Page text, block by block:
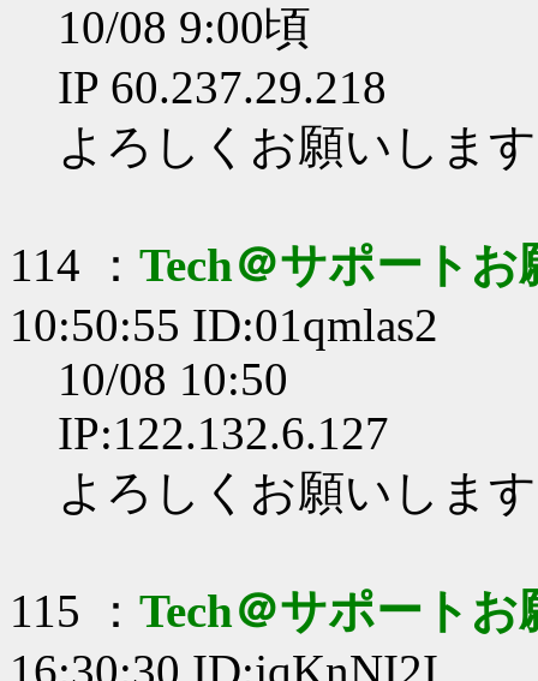
10/08 9:00頃
IP 60.237.29.218
よろしくお願いしま
114 ： Tech＠サポート
10:50:55 ID:01qmlas2
10/08 10:50
IP:122.132.6.127
よろしくお願いしま
115 ： Tech＠サポート